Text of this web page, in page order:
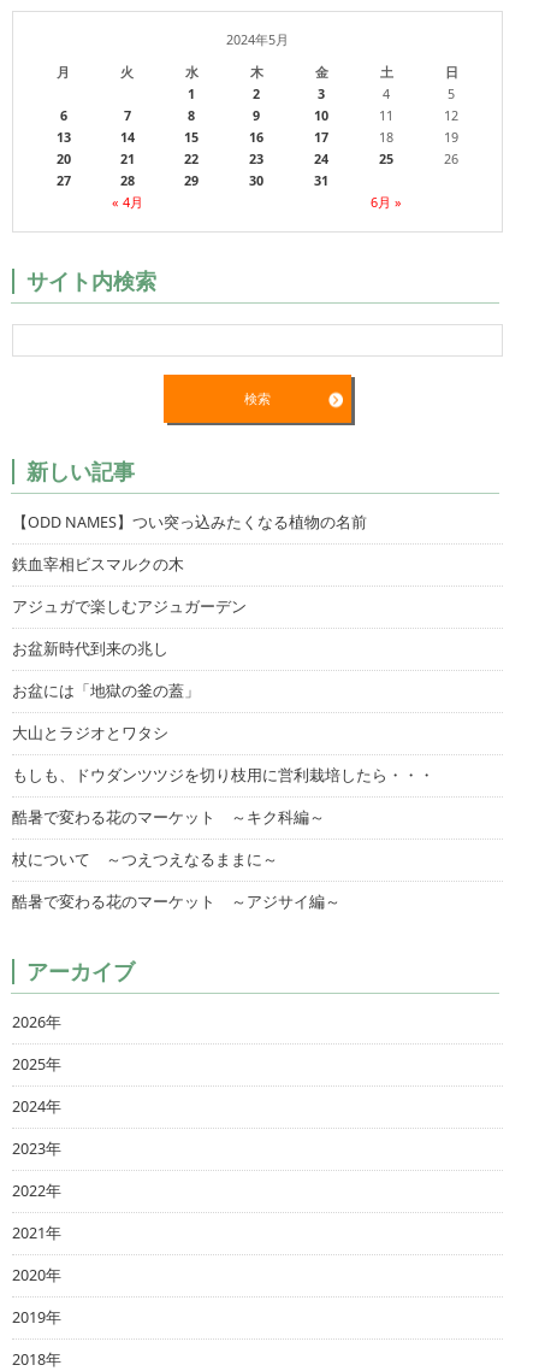
2024年5月
月
火 水 木 金 土 日
« 4月 6月 »
1 2 3 4
5
6
7 8 9 10 11
12
13
14 15 16 17 18
19
20
21 22 23 24 25
26
27
28 29 30 31
サイト内検索
新しい記事
【ODD NAMES】つい突っ込みたくなる植物の名前
鉄血宰相ビスマルクの木
アジュガで楽しむアジュガーデン
お盆新時代到来の兆し
お盆には「地獄の釜の蓋」
大山とラジオとワタシ
もしも、ドウダンツツジを切り枝用に営利栽培したら・・・
酷暑で変わる花のマーケット ～キク科編～
杖について ～つえつえなるままに～
酷暑で変わる花のマーケット ～アジサイ編～
アーカイブ
2026年
2025年
2024年
2023年
2022年
2021年
2020年
2019年
2018年